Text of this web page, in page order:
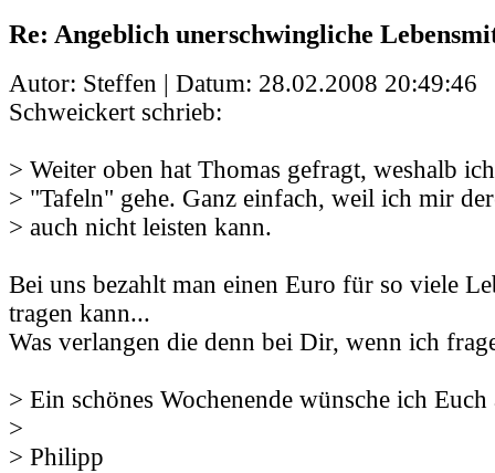
Re: Angeblich unerschwingliche
Autor: Steffen | Datum: 28.02.2008 20:49:46
Schweickert schrieb:
> Weiter oben hat Thomas gefragt, weshalb
> "Tafeln" gehe. Ganz einfach, weil ich mir
> auch nicht leisten kann.
Bei uns bezahlt man einen Euro für so viele
tragen kann...
Was verlangen die denn bei Dir, wenn ich
> Ein schönes Wochenende wünsche ich Euch
>
> Philipp